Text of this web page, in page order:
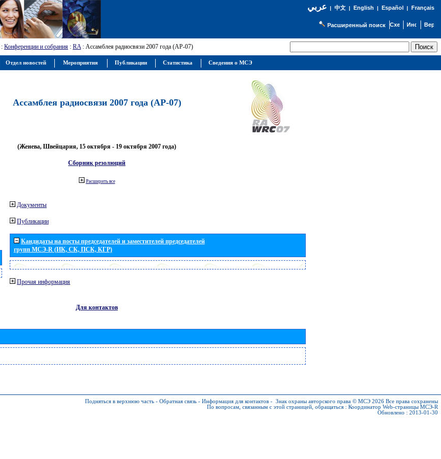
عربي| 中文| English | Español | Français
Расширенный поиск
: Конференции и собрания : RA: Ассамблея радиосвязи 2007 года (АР-07)
Ассамблея радиосвязи 2007 года (АР-07)
(Женева, Швейцария, 15 октября - 19 октября 2007 года)
Сборник резолюций
Расширить все
Документы
Публикации
Кандидаты на посты председателей и заместителей председателей
групп МСЭ-R (ИК, СК, ПСК, КГР)
Прочая информация
Для контактов
Подняться в верхнюю часть - Обратная связь - Информация для контактов - Знак охраны авторского права © МСЭ 2026 Все права сохранены
По вопросам, связанным с этой страницей, обращаться : Координатор Web-страницы МСЭ-R
Обновлено : 2013-01-30
Отдел новостей Мероприятия Публикации Статистика Сведения о МСЭ